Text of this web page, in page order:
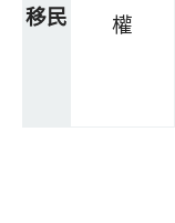
移民
權